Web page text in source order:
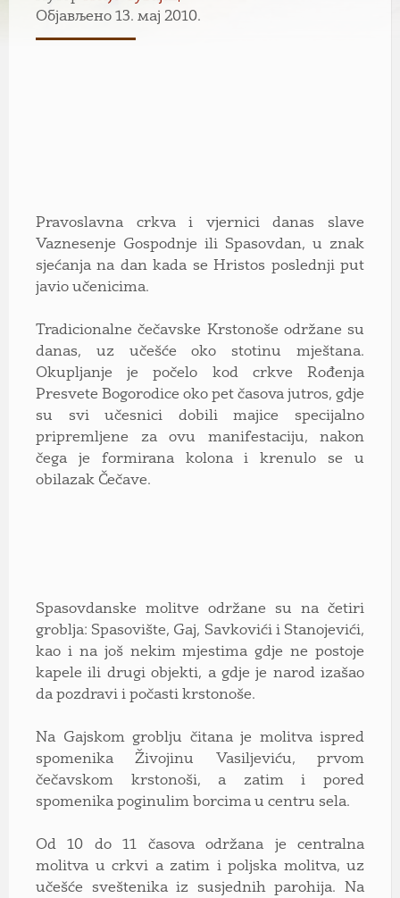
Објављено 13. мај 2010.
Pravoslavna crkva i vjernici danas slave
Vaznesenje Gospodnje ili Spasovdan, u znak
sjećanja na dan kada se Hristos poslednji put
javio učenicima.
Tradicionalne čečavske Krstonoše održane su
danas, uz učešće oko stotinu mještana.
Okupljanje je počelo kod crkve Rođenja
Presvete Bogorodice oko pet časova jutros, gdje
su svi učesnici dobili majice specijalno
pripremljene za ovu manifestaciju, nakon
čega je formirana kolona i krenulo se u
obilazak Čečave.
Spasovdanske molitve održane su na četiri
groblja: Spasovište, Gaj, Savkovići i Stanojevići,
kao i na još nekim mjestima gdje ne postoje
kapele ili drugi objekti, a gdje je narod izašao
da pozdravi i počasti krstonoše.
Na Gajskom groblju čitana je molitva ispred
spomenika Živojinu Vasiljeviću, prvom
čečavskom krstonoši, a zatim i pored
spomenika poginulim borcima u centru sela.
Od 10 do 11 časova održana je centralna
molitva u crkvi a zatim i poljska molitva, uz
učešće sveštenika iz susjednih parohija. Na